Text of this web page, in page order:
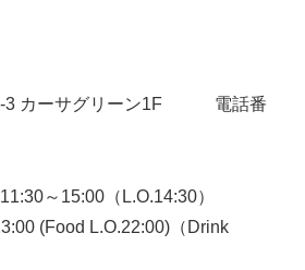
3 カーサグリーン1F 電話番
～15:00（L.O.14:30）
(Food L.O.22:00)（Drink